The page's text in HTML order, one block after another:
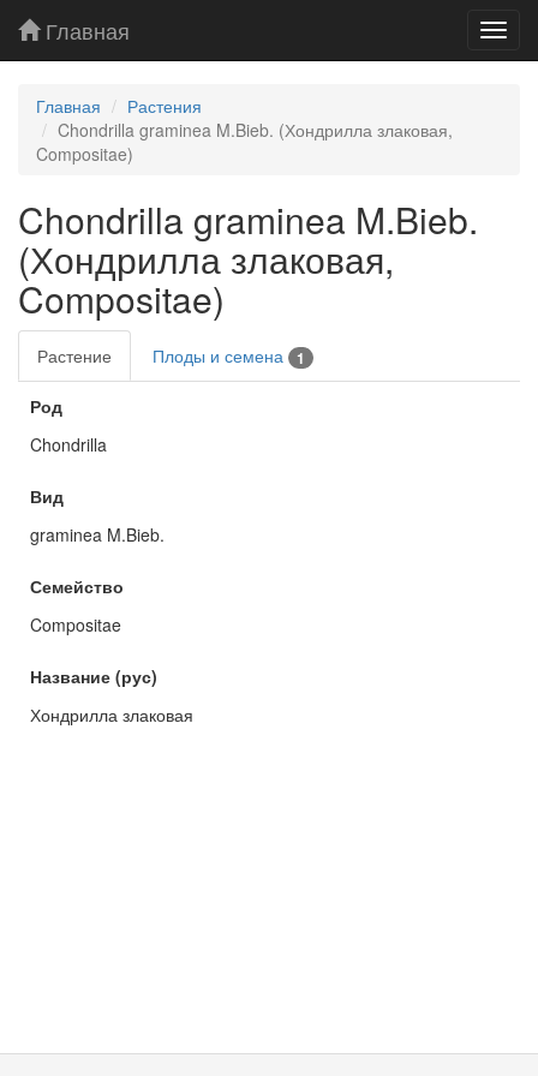
Главная
Главная
Растения
Chondrilla graminea M.Bieb. (Хондрилла злаковая,
Compositae)
Chondrilla graminea M.Bieb.
(Хондрилла злаковая,
Compositae)
Растение Плоды и семена 1
Род
Chondrilla
Вид
graminea M.Bieb.
Семейство
Compositae
Название (рус)
Хондрилла злаковая